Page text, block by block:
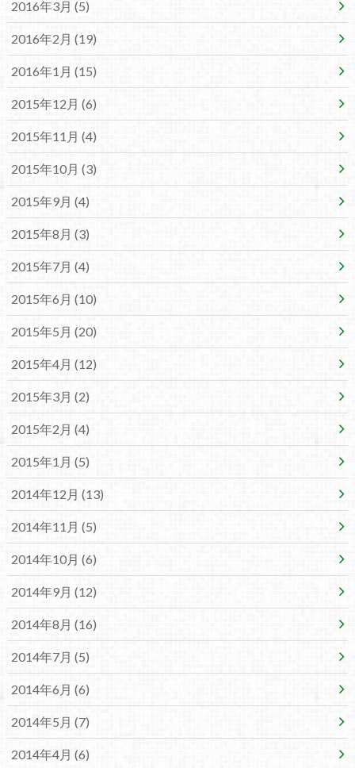
2016年3月 (5)
2016年2月 (19)
2016年1月 (15)
2015年12月 (6)
2015年11月 (4)
2015年10月 (3)
2015年9月 (4)
2015年8月 (3)
2015年7月 (4)
2015年6月 (10)
2015年5月 (20)
2015年4月 (12)
2015年3月 (2)
2015年2月 (4)
2015年1月 (5)
2014年12月 (13)
2014年11月 (5)
2014年10月 (6)
2014年9月 (12)
2014年8月 (16)
2014年7月 (5)
2014年6月 (6)
2014年5月 (7)
2014年4月 (6)